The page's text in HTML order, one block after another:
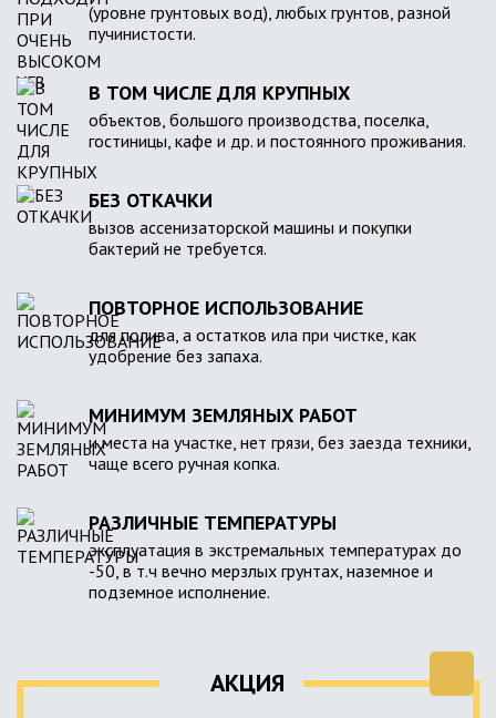
(уровне грунтовых вод), любых грунтов, разной
пучинистости.
В ТОМ ЧИСЛЕ ДЛЯ КРУПНЫХ
объектов, большого производства, поселка,
гостиницы, кафе и др. и постоянного проживания.
БЕЗ ОТКАЧКИ
вызов ассенизаторской машины и покупки
бактерий не требуется.
ПОВТОРНОЕ ИСПОЛЬЗОВАНИЕ
для полива, а остатков ила при чистке, как
удобрение без запаха.
МИНИМУМ ЗЕМЛЯНЫХ РАБОТ
и места на участке, нет грязи, без заезда техники,
чаще всего ручная копка.
РАЗЛИЧНЫЕ ТЕМПЕРАТУРЫ
эксплуатация в экстремальных температурах до
-50, в т.ч вечно мерзлых грунтах, наземное и
подземное исполнение.
АКЦИЯ